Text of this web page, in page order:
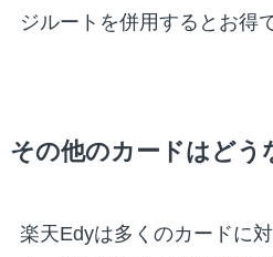
ジルートを併用するとお得
その他のカードはどう
楽天Edyは多くのカードに